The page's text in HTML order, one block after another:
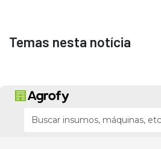
Temas nesta notícia